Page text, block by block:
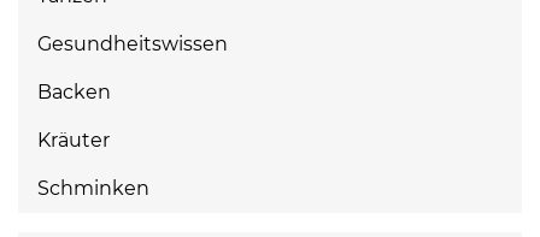
Gesundheitswissen
Backen
Kräuter
Schminken